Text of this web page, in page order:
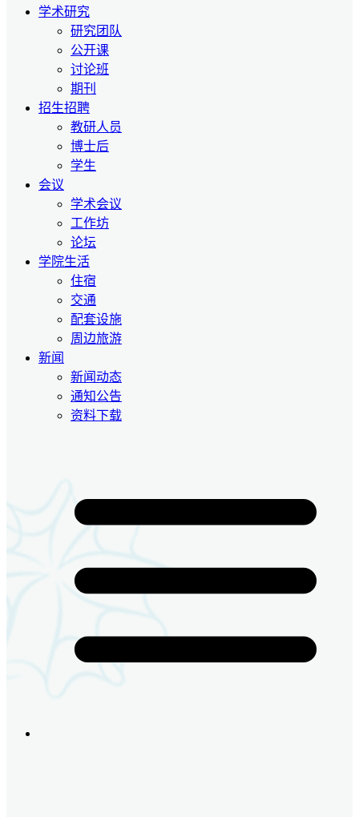
学术研究
研究团队
公开课
讨论班
期刊
招生招聘
教研人员
博士后
学生
会议
学术会议
工作坊
论坛
学院生活
住宿
交通
配套设施
周边旅游
新闻
新闻动态
通知公告
资料下载